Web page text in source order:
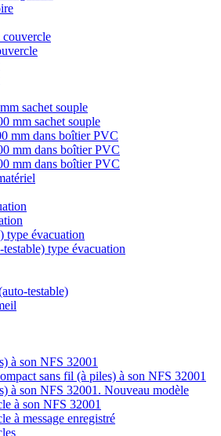
couvercle
sachet souple
mm sachet souple
mm dans boîtier PVC
mm dans boîtier PVC
mm dans boîtier PVC
type évacuation
type évacuation
testable)
à son NFS 32001
sans fil (à piles) à son NFS 32001
à son NFS 32001. Nouveau modèle
à son NFS 32001
à message enregistré